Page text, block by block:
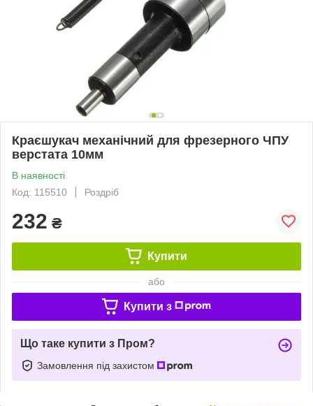
Краєшукач механічний для фрезерного ЧПУ
верстата 10мм
В наявності
Код: 115510
Роздріб
232 ₴
Купити
або
Купити з
Що таке купити з Пром?
Замовлення під захистом